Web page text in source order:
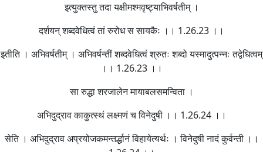
इत्युक्तस्तु तदा यक्षीमश्मवृष्ट्याभिवर्षतीम् ।
दर्शयन् शब्दवेधित्वं तां रुरोध स सायकैः ।। 1.26.23 ।।
इतीति । अभिवर्षतीम् । अभिवर्षन्तीं शब्दवेधित्वं श्रुतः शब्दो यस्मादुत्पन्नः तद्वेधित्वम्
।। 1.26.23 ।।
सा रुद्धा शरजालेन मायाबलसमन्विता ।
अभिदुद्राव काकुत्स्थं लक्ष्मणं च विनेदुषी ।। 1.26.24 ।।
सेति । अभिदुद्राव अप्रयोजकमन्तर्द्धानं विहायेत्यर्थः । विनेदुषी नादं कुर्वन्ती ।।